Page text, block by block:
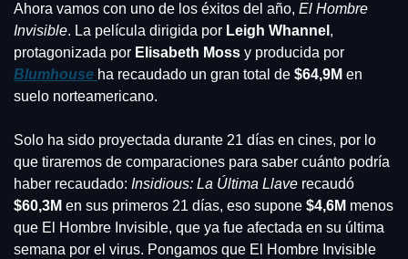
Ahora vamos con uno de los éxitos del año, El Hombre
Invisible. La película dirigida por Leigh Whannel ,
protagonizada por Elisabeth Moss
Blumhouse ha recaudado un gran total de $64,9M en
suelo norteamericano.
Solo ha sido proyectada durante 21 días en cines, por lo
que tiraremos de comparaciones para saber cuánto podría
haber recaudado: Insidious: La Última Llave recaudó
$60,3M en sus primeros 21 días, eso supone $4,6M menos
que El Hombre Invisible, que ya fue afectada en su última
semana por el virus. Pongamos que El Hombre Invisible